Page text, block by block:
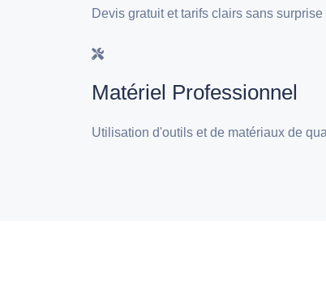
Devis gratuit et tarifs clairs sans
Matériel Professionnel
Utilisation d'outils et de matériaux de